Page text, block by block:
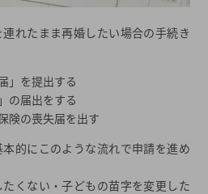
れたまま再婚したい場合の手続き
」を提出する
の届出をする
険の喪失届を出す
的にこのような流れで申請を進め
くない・子どもの苗字を変更した